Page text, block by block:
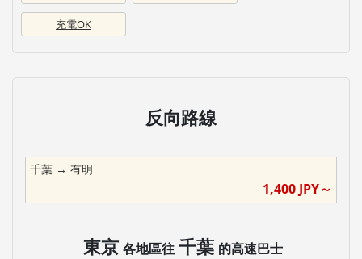
充電OK
反向路線
千葉 → 有明
1,400 JPY～
東京 各地區往 千葉 的高速巴士